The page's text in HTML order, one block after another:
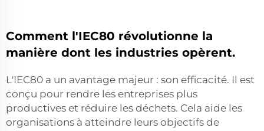
Comment l'IEC80 révolutionne la
manière dont les industries opèrent.
L'IEC80 a un avantage majeur : son efficacité. Il est
conçu pour rendre les entreprises plus
productives et réduire les déchets. Cela aide les
organisations à atteindre leurs objectifs de